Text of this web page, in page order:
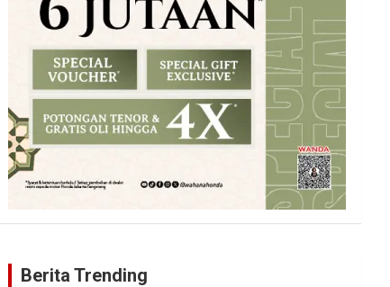
Berita Trending